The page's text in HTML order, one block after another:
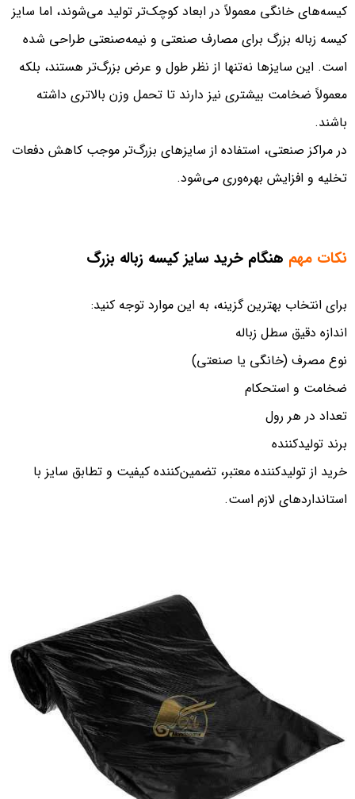
کیسه‌های خانگی معمولاً در ابعاد کوچک‌تر تولید می‌شوند، اما سایز
کیسه زباله بزرگ برای مصارف صنعتی و نیمه‌صنعتی طراحی شده
است. این سایزها نه‌تنها از نظر طول و عرض بزرگ‌تر هستند، بلکه
معمولاً ضخامت بیشتری نیز دارند تا تحمل وزن بالاتری داشته
باشند.
در مراکز صنعتی، استفاده از سایزهای بزرگ‌تر موجب کاهش دفعات
تخلیه و افزایش بهره‌وری می‌شود.
نکات مهم هنگام خرید سایز کیسه زباله بزرگ
برای انتخاب بهترین گزینه، به این موارد توجه کنید:
اندازه دقیق سطل زباله
نوع مصرف (خانگی یا صنعتی)
ضخامت و استحکام
تعداد در هر رول
برند تولیدکننده
خرید از تولیدکننده معتبر، تضمین‌کننده کیفیت و تطابق سایز با
استانداردهای لازم است.